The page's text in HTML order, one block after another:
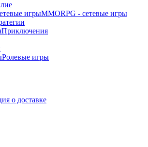
MMORPG - сетевые игры
Приключения
Ролевые игры
о доставке